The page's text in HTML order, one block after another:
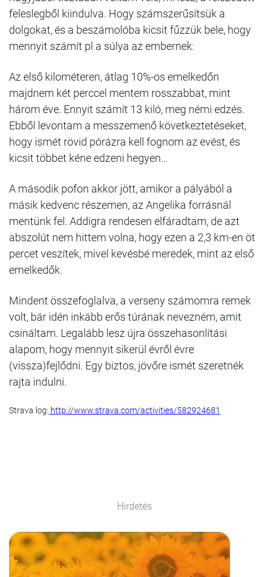
feleslegből kiindulva. Hogy számszerűsítsük a
dolgokat, és a beszámolóba kicsit fűzzük bele, hogy
mennyit számít pl a súlya az embernek:
Az első kilométeren, átlag 10%-os emelkedőn
majdnem két perccel mentem rosszabbat, mint
három éve. Ennyit számít 13 kiló, meg némi edzés.
Ebből levontam a messzemenő következtetéseket,
hogy ismét rövid pórázra kell fognom az evést, és
kicsit többet kéne edzeni hegyen…
A második pofon akkor jött, amikor a pályából a
másik kedvenc részemen, az Angelika forrásnál
mentünk fel. Addigra rendesen elfáradtam, de azt
abszolút nem hittem volna, hogy ezen a 2,3 km-en öt
percet veszítek, mivel kevésbé meredek, mint az első
emelkedők.
Mindent összefoglalva, a verseny számomra remek
volt, bár idén inkább erős túrának nevezném, amit
csináltam. Legalább lesz újra összehasonlítási
alapom, hogy mennyit sikerül évről évre
(vissza)fejlődni. Egy biztos, jövőre ismét szeretnék
rajta indulni.
Strava log: http://www.strava.com/activities/582924681
Hirdetés